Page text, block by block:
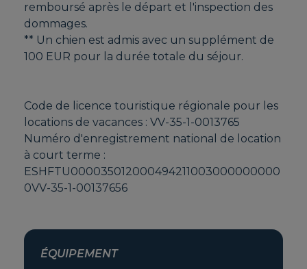
remboursé après le départ et l'inspection des
dommages.
** Un chien est admis avec un supplément de
100 EUR pour la durée totale du séjour.
Code de licence touristique régionale pour les
locations de vacances : VV-35-1-0013765
Numéro d'enregistrement national de location
à court terme :
ESHFTU000035012000494211003000000000
0VV-35-1-00137656
ÉQUIPEMENT